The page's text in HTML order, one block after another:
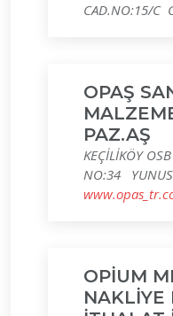
CAD.NO:15/C
OPAŞ
PAZ.AŞ
KEÇİLİKÖY
NO:34 YUNUS
OPİUM
NAKLİYE